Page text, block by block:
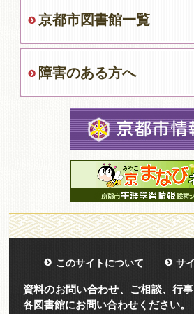
京都市図書館一覧
障害のある方へ
このサイトについて サ
資料のお問い合わせ、ご相談、行
各図書館にお問い合わせください。